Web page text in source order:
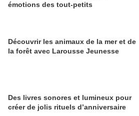
émotions des tout-petits
Découvrir les animaux de la mer et de
la forêt avec Larousse Jeunesse
Des livres sonores et lumineux pour
créer de jolis rituels d’anniversaire